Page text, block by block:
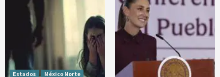
Estados México Norte